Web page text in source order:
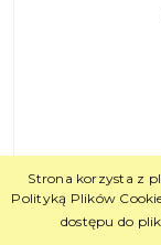
Strona korzysta z
Polityką Plików
dostępu do